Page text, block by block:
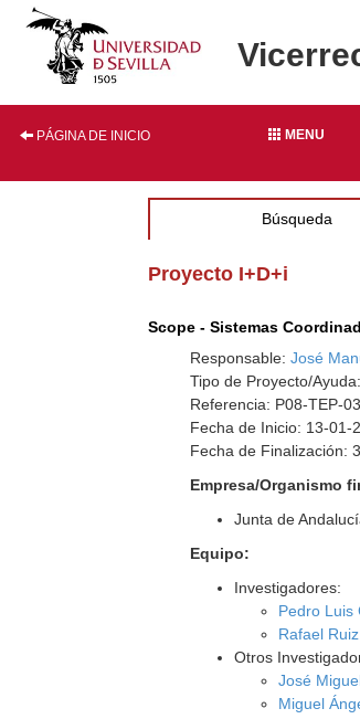
PÁGINA DE INICIO MENU
Búsqueda
Proyecto I+D+i
Scope - Sistemas
Responsable:José
Tipo de Proyecto/
Referencia: P08-TEP-
Fecha de Inicio: 13-01-
Fecha de Finalización:
Empresa/Organismo
Junta de
Equipo:
Investigadores:
Pedro Luis
Rafael
Otros
José
Miguel